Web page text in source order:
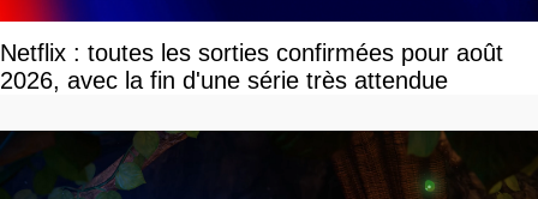
Netflix : toutes les sorties confirmées pour août
2026, avec la fin d'une série très attendue